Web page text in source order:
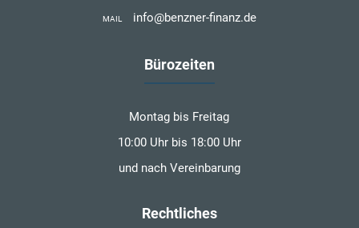
MAIL info@benzner-finanz.de
Bürozeiten
Montag bis Freitag
10:00 Uhr bis 18:00 Uhr
und nach Vereinbarung
Rechtliches